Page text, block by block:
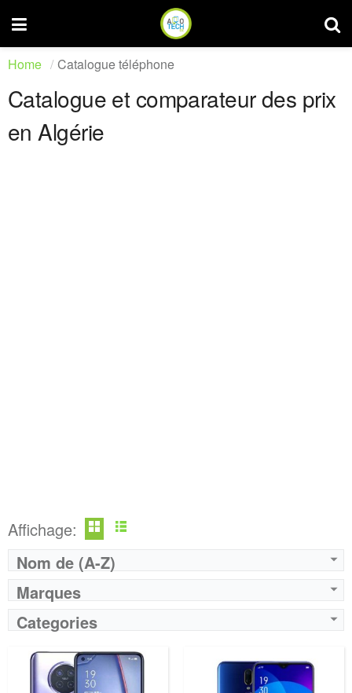
Home Catalogue téléphone
Catalogue et comparateur des prix
en Algérie
Affichage:
Nom de (A-Z)
Marques
Categories